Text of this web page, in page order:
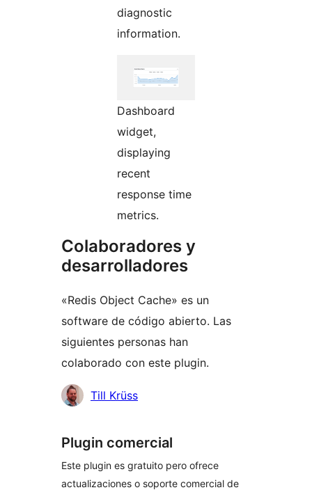
diagnostic
information.
Dashboard
widget,
displaying
recent
response time
metrics.
Colaboradores y
desarrolladores
«Redis Object Cache» es un
software de código abierto. Las
siguientes personas han
colaborado con este plugin.
Colaboradores
Till Krüss
Plugin comercial
Este plugin es gratuito pero ofrece
actualizaciones o soporte comercial de